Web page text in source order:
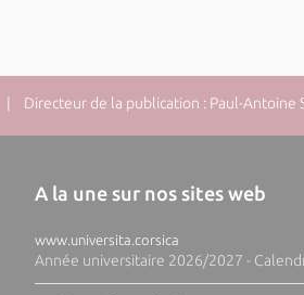
| Directeur de la publication : Paul-
A la une sur nos sites web
www.universita.corsica
Année universitaire 2026/2027 -